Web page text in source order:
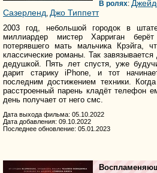
В ролях:
Сазерленд, Джо Типпетт
2003 год, небольшой городок в
миллиардер мистер Харриган
потерявшего мать мальчика Крэйга,
классические романы. Так
дедушкой. Пять лет спустя, уже
дарит старику iPhone, и тот
последним достижением техники.
расстроенный парень кладёт телефон
день получает от него смс.
Дата выхода фильма: 05.10.2022
Дата добавления: 09.10.2022
Последнее обновление: 05.01.2023